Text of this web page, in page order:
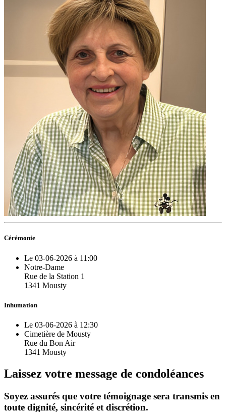
Cérémonie
Le 03-06-2026 à 11:00
Notre-Dame
Rue de la Station 1
1341 Mousty
Inhumation
Le 03-06-2026 à 12:30
Cimetière de Mousty
Rue du Bon Air
1341 Mousty
Laissez votre message de condoléances
Soyez assurés que votre témoignage sera transmis en
toute dignité, sincérité et discrétion.